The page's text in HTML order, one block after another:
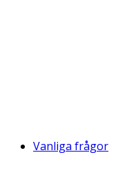
Vanliga frågor